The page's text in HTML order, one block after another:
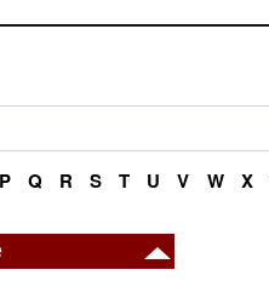
P Q R S T U V W X